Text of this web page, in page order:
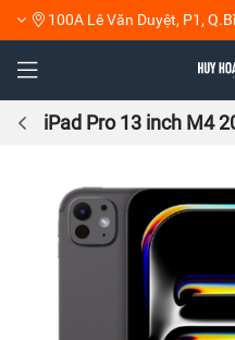
100A Lê Văn Duyệt, P1,
iPad Pro 13 inch M4